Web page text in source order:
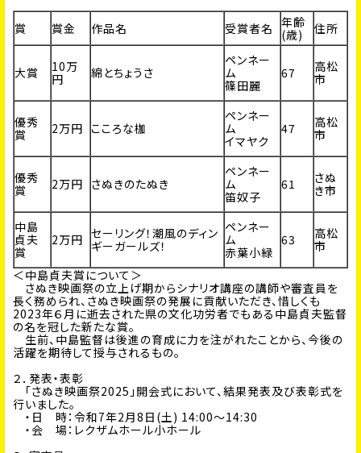
賞 賞金 作品名 受賞者名 年齢
(歳)
住所
大賞
10万
円
綿とちょうさ
ペンネー
ム
篠田麗
67
高松
市
優秀
賞
2万円 こころな枷
ペンネー
ム
イマヤク
47
高松
市
優秀
賞
2万円 さぬきのたぬき
ペンネー
ム
笛奴子
61
さぬ
き市
中島
貞夫
賞
2万円 セーリング！潮風のディン
ギーガールズ！
ペンネー
ム
赤葉小緑
63
高松
市
＜中島貞夫賞について＞
さぬき映画祭の立上げ期からシナリオ講座の講師や審査員を
長く務められ、さぬき映画祭の発展に貢献いただき、惜しくも
2023年６月に逝去された県の文化功労者でもある中島貞夫監督
の名を冠した新たな賞。
生前、中島監督は後進の育成に力を注がれたことから、今後の
活躍を期待して授与されるもの。
２．発表・表彰
「さぬき映画祭2025」開会式において、結果発表及び表彰式を
行いました。
・日 時：令和7年2月8日(土) 14:00～14:30
・会 場：レクザムホール小ホール